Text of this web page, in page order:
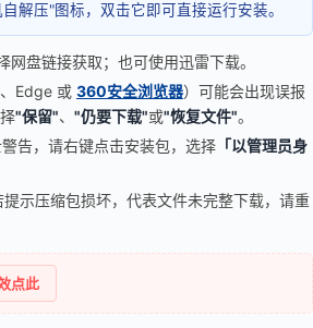
解压"图标，双击它即可直接运行安装。
盘链接获取；也可使用迅雷下载。
Edge 或 360安全浏览器）可能会出现误报
"保留"、 "仍要下载"或"恢复文件"。
告，请右键点击安装包，选择 「以管理员身
提示压缩包损坏，代表文件未完整下载，请重
点此